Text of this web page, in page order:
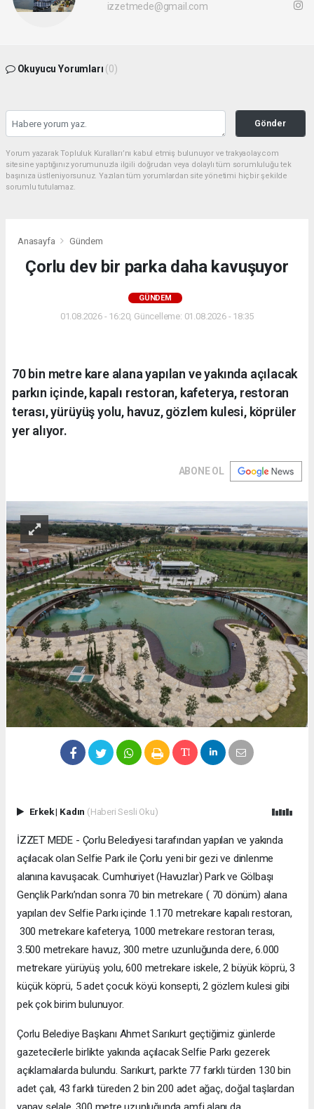
izzetmede@gmail.com
Okuyucu Yorumları (0)
Gönder
Yorum yazarak Topluluk Kuralları’nı kabul etmiş bulunuyor ve trakyaolay.com
sitesine yaptığınız yorumunuzla ilgili doğrudan veya dolaylı tüm sorumluluğu tek
başınıza üstleniyorsunuz. Yazılan tüm yorumlardan site yönetimi hiçbir şekilde
sorumlu tutulamaz.
Anasayfa Gündem
Çorlu dev bir parka daha kavuşuyor
GÜNDEM
01.08.2026 - 16:20, Güncelleme: 01.08.2026 - 18:35
70 bin metre kare alana yapılan ve yakında açılacak
parkın içinde, kapalı restoran, kafeterya, restoran
terası, yürüyüş yolu, havuz, gözlem kulesi, köprüler
yer alıyor.
ABONE OL
Erkek| Kadın (Haberi Sesli Oku)
İZZET MEDE - Çorlu Belediyesi tarafından yapılan ve yakında
açılacak olan Selfie Park ile Çorlu yeni bir gezi ve dinlenme
alanına kavuşacak. Cumhuriyet (Havuzlar) Park ve Gölbaşı
Gençlik Parkı’ndan sonra 70 bin metrekare ( 70 dönüm) alana
yapılan dev Selfie Parkı içinde 1.170 metrekare kapalı restoran,
300 metrekare kafeterya, 1000 metrekare restoran terası,
3.500 metrekare havuz, 300 metre uzunluğunda dere, 6.000
metrekare yürüyüş yolu, 600 metrekare iskele, 2 büyük köprü, 3
küçük köprü, 5 adet çocuk köyü konsepti, 2 gözlem kulesi gibi
pek çok birim bulunuyor.
Çorlu Belediye Başkanı Ahmet Sarıkurt geçtiğimiz günlerde
gazetecilerle birlikte yakında açılacak Selfie Parkı gezerek
açıklamalarda bulundu. Sarıkurt, parkte 77 farklı türden 130 bin
adet çalı, 43 farklı türeden 2 bin 200 adet ağaç, doğal taşlardan